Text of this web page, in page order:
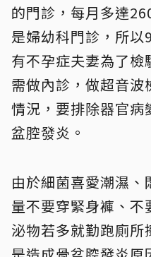
的門診，每月多達
是婦幼科門診，所
有不孕症夫妻為了
需做內診，做超音
情況，要排除器官病
盆腔發炎。
由於細菌喜愛潮濕
量不要穿緊身褲、
泌物若多就勤跑廁